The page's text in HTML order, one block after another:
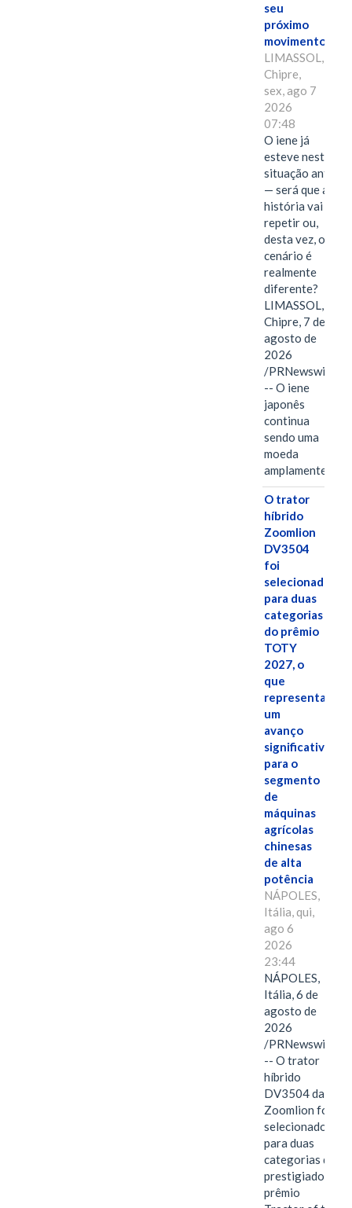
seu
próximo
movimento.
LIMASSOL,
Chipre,
sex, ago 7
2026
07:48
O iene já
esteve nesta
situação antes
— será que a
história vai se
repetir ou,
desta vez, o
cenário é
realmente
diferente?
LIMASSOL,
Chipre, 7 de
agosto de
2026
/PRNewswire/
-- O iene
japonês
continua
sendo uma
moeda
amplamente…
O trator
híbrido
Zoomlion
DV3504
foi
selecionado
para duas
categorias
do prêmio
TOTY
2027, o
que
representa
um
avanço
significativo
para o
segmento
de
máquinas
agrícolas
chinesas
de alta
potência
NÁPOLES,
Itália, qui,
ago 6
2026
23:44
NÁPOLES,
Itália, 6 de
agosto de
2026
/PRNewswire/
-- O trator
híbrido
DV3504 da
Zoomlion foi
selecionado
para duas
categorias do
prestigiado
prêmio